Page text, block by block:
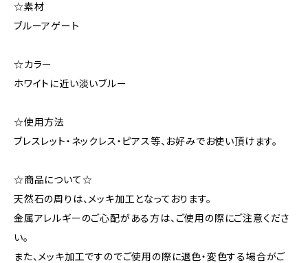
☆素材
ブルーアゲート
☆カラー
ホワイトに近い淡いブルー
☆使用方法
ブレスレット・ネックレス・ピアス等、お好みでお使い頂けます。
☆商品について☆
天然石の周りは、メッキ加工となっております。
金属アレルギーのご心配がある方は、ご使用の際にご注意くださ
い。
また、メッキ加工ですのでご使用の際に退色・変色する場合がご